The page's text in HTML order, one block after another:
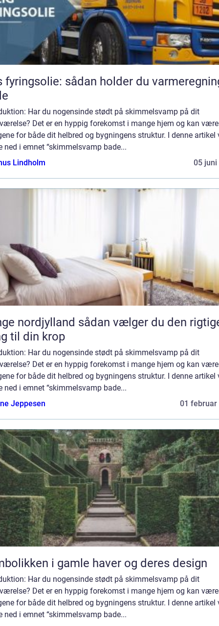
fyringsolie: sådan holder du
Har du nogensinde stødt på skimmelsvamp på dit
Det er en hyppig forekomst i mange hjem og kan
for både dit helbred og bygningens struktur. I denne artikel
ned i emnet “skimmelsvamp bade...
Lindholm
05 juni
sådan vælger du den rigtige
til din krop
Har du nogensinde stødt på skimmelsvamp på dit
Det er en hyppig forekomst i mange hjem og kan
for både dit helbred og bygningens struktur. I denne artikel
ned i emnet “skimmelsvamp bade...
Jeppesen
01 februar
i gamle haver og deres design
Har du nogensinde stødt på skimmelsvamp på dit
Det er en hyppig forekomst i mange hjem og kan
for både dit helbred og bygningens struktur. I denne artikel
ned i emnet “skimmelsvamp bade...